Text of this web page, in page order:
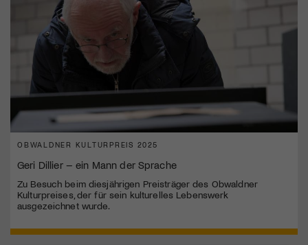
OBWALDNER KULTURPREIS 2025
Geri Dillier – ein Mann der Sprache
Zu Besuch beim diesjährigen Preisträger des Obwaldner
Kulturpreises, der für sein kulturelles Lebenswerk
ausgezeichnet wurde.